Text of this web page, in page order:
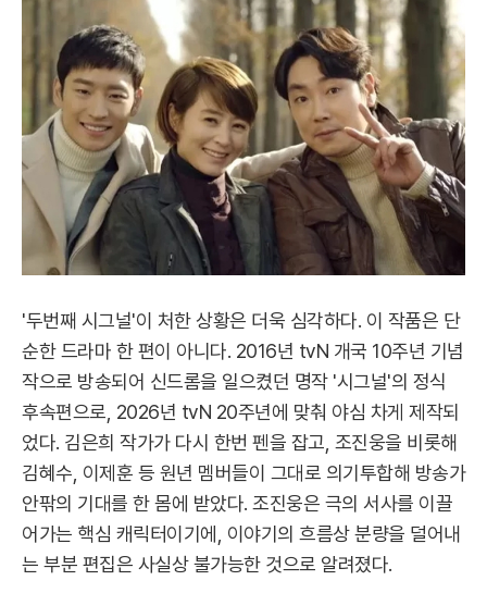
'두번째 시그널'이 처한 상황은 더욱 심각하다. 이 작품은 단
순한 드라마 한 편이 아니다. 2016년 tvN 개국 10주년 기념
작으로 방송되어 신드롬을 일으켰던 명작 '시그널'의 정식
후속편으로, 2026년 tvN 20주년에 맞춰 야심 차게 제작되
었다. 김은희 작가가 다시 한번 펜을 잡고, 조진웅을 비롯해
김혜수, 이제훈 등 원년 멤버들이 그대로 의기투합해 방송가
안팎의 기대를 한 몸에 받았다. 조진웅은 극의 서사를 이끌
어가는 핵심 캐릭터이기에, 이야기의 흐름상 분량을 덜어내
는 부분 편집은 사실상 불가능한 것으로 알려졌다.